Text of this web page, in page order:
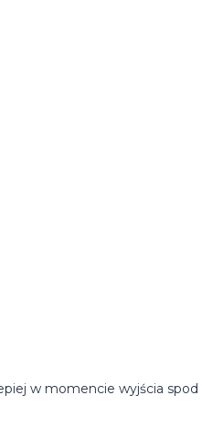
w momencie wyjścia